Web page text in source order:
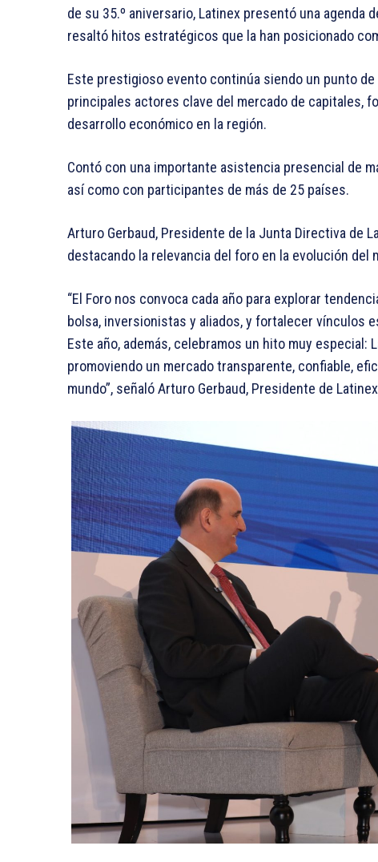
de su 35.º aniversario, Latinex presentó una
resaltó hitos estratégicos que la han posicionado
Este prestigioso evento continúa siendo un punto
principales actores clave del mercado de capitales,
desarrollo económico en la región.
Contó con una importante asistencia presencial de
así como con participantes de más de 25 países.
Arturo Gerbaud, Presidente de la Junta Directiva de
destacando la relevancia del foro en la evolución del
“El Foro nos convoca cada año para explorar
bolsa, inversionistas y aliados, y fortalecer vínculos
Este año, además, celebramos un hito muy
promoviendo un mercado transparente, confiable,
mundo”, señaló Arturo Gerbaud, Presidente de